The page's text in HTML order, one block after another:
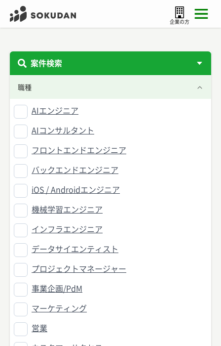
企業の方
案件検索
職種
AIエンジニア
AIコンサルタント
フロントエンドエンジニア
バックエンドエンジニア
iOS / Androidエンジニア
機械学習エンジニア
インフラエンジニア
データサイエンティスト
プロジェクトマネージャー
事業企画/PdM
マーケティング
営業